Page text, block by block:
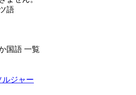
語
国語 一覧
ルジャー